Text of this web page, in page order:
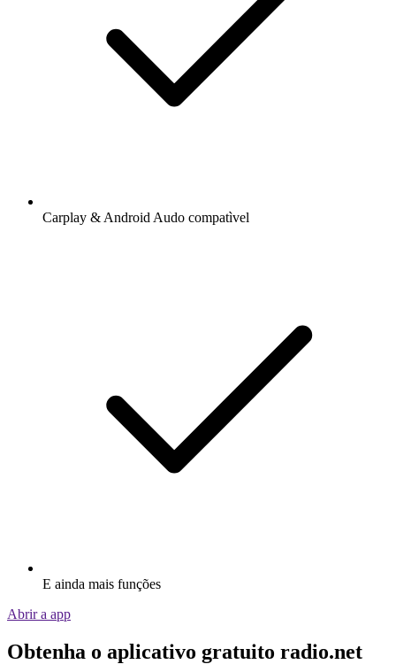
Carplay & Android Audo compatìvel
E ainda mais funções
Abrir a app
Obtenha o aplicativo gratuito radio.net